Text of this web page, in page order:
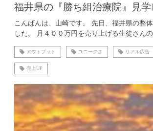
福井県の『勝ち組治療院』見学
こんばんは、山崎です。 先日、福井県の整
した。 月４００万円を売り上げる生徒さんの
アウトプット ユニークさ リアル広告
売上UP